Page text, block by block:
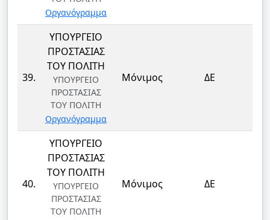
Οργανόγραμμα
39.
ΥΠΟΥΡΓΕΙΟ
ΠΡΟΣΤΑΣΙΑΣ
ΤΟΥ ΠΟΛΙΤΗ
ΥΠΟΥΡΓΕΙΟ
ΠΡΟΣΤΑΣΙΑΣ
ΤΟΥ ΠΟΛΙΤΗ
Οργανόγραμμα
Μόνιμος ΔΕ
40.
ΥΠΟΥΡΓΕΙΟ
ΠΡΟΣΤΑΣΙΑΣ
ΤΟΥ ΠΟΛΙΤΗ
ΥΠΟΥΡΓΕΙΟ
ΠΡΟΣΤΑΣΙΑΣ
ΤΟΥ ΠΟΛΙΤΗ
Μόνιμος ΔΕ